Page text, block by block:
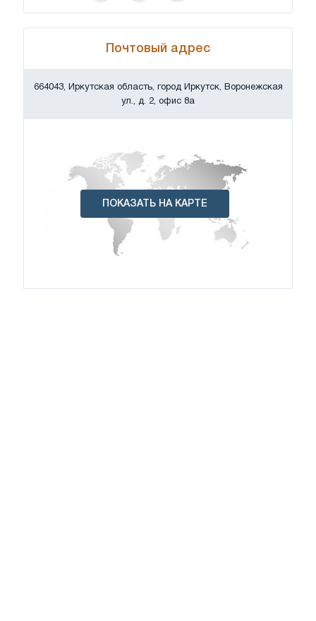
Почтовый адрес
664043, Иркутская область, город Иркутск, Воронежская
ул., д. 2, офис 8а
ПОКАЗАТЬ НА КАРТЕ